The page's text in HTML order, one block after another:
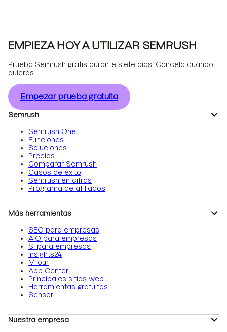
EMPIEZA HOY A UTILIZAR SEMRUSH
Prueba Semrush gratis durante siete días. Cancela cuando
quieras.
Empezar prueba gratuita
Semrush
Semrush One
Funciones
Soluciones
Precios
Comparar Semrush
Casos de éxito
Semrush en cifras
Programa de afiliados
Más herramientas
SEO para empresas
AIO para empresas
SI para empresas
Insights24
Mfour
App Center
Principales sitios web
Herramientas gratuitas
Sensor
Nuestra empresa